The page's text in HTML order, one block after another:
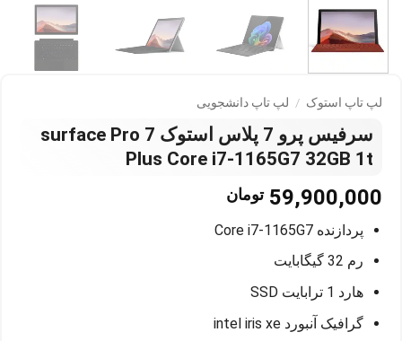
لپ تاپ استوک / لپ تاپ دانشجویی
سرفیس پرو 7 پلاس استوک surface Pro 7
Plus Core i7-1165G7 32GB 1t
59,900,000 تومان
پردازنده Core i7-1165G7
رم 32 گیگابایت
هارد 1 ترابایت SSD
گرافیک آنبورد intel iris xe